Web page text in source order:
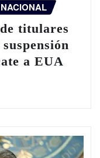
NACIONAL
titulares
a EUA